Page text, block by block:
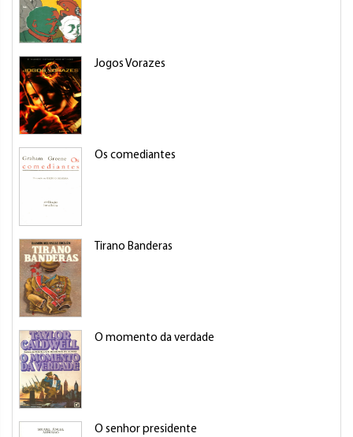
Jogos Vorazes
Os comediantes
Tirano Banderas
O momento da verdade
O senhor presidente